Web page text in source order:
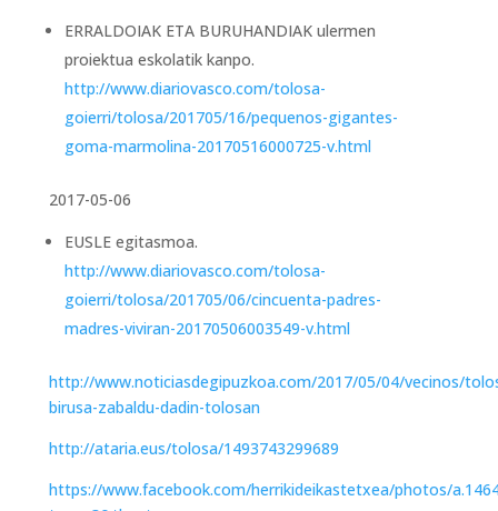
ERRALDOIAK ETA BURUHANDIAK ulermen
proiektua eskolatik kanpo.
http://www.diariovasco.com/tolosa-
goierri/tolosa/201705/16/pequenos-gigantes-
goma-marmolina-20170516000725-v.html
2017-05-06
EUSLE egitasmoa.
http://www.diariovasco.com/tolosa-
goierri/tolosa/201705/06/cincuenta-padres-
madres-viviran-20170506003549-v.html
http://www.noticiasdegipuzkoa.com/2017/05/04/vecinos/
birusa-zabaldu-dadin-tolosan
http://ataria.eus/tolosa/1493743299689
https://www.facebook.com/herrikideikastetxea/photos/